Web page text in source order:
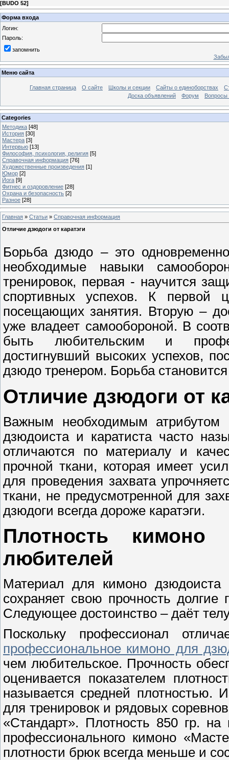
[BUDO 52]
Форма входа
Логин:
Пароль:
запомнить
Меню сайта
Главная страница О сайте Школы и секции Сайты о единоборствах
Доска объявлений
Форум Вопросы
Categories
Методика [48]
История [30]
Мастера [3]
Интервью [13]
Философия, психология, религия [5]
Справочная информация [76]
Художественные произведения [1]
Юмор [2]
Йога [9]
Фитнес и оздоровление [28]
Охрана и безопасность [2]
Разное [28]
Главная » Статьи » Справочная информация
Отличие дзюдоги от каратэги
Борьба дзюдо – это
необходимые навыки
тренировок, первая - научится
спортивных успехов. К первой
посещающих занятия. Вторую –
уже владеет самообороной. В
быть любительским и
достигнувший высоких успехов,
дзюдо тренером. Борьба
Отличие дзюдоги от
Важным необходимым
дзюдоиста и каратиста часто
отличаются по материалу и
прочной ткани, которая имеет
для проведения захвата
ткани, не предусмотренной для
дзюдоги всегда дороже каратэги.
Плотность
любителей
Материал для кимоно
сохраняет свою прочность
Следующее достоинство – даёт
Поскольку профессионал
профессиональное кимоно для
чем любительское. Прочность
оценивается показателем
называется средней плотностью.
для тренировок и рядовых
«Стандарт». Плотность 850 гр.
профессионального кимоно
плотности брюк всегда меньше и